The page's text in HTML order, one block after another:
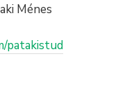
Ménes
patakistud